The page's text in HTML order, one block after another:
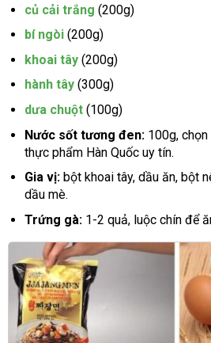
củ cải trắng (200g)
bí ngòi(200g)
khoai tây(200g)
hành tây(300g)
dưa chuột(100g)
Nước sốt tương đen:100g, chọn
thực phẩm Hàn Quốc uy tín.
Gia vị:bột khoai tây, dầu ăn, bột
dầu mè.
Trứng gà:1-2 quả, luộc chín để